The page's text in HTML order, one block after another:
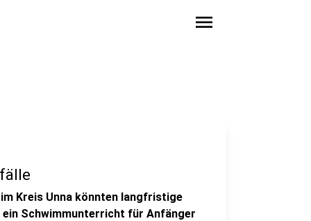
menu
Kreis Unna könnten langfristige
ein Schwimmunterricht für Anfänger